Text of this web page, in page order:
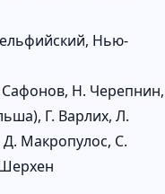
Нью-
Н. Черепнин,
Г. Варлих, Л.
Макропулос, С.